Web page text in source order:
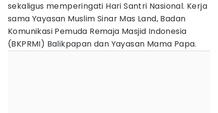
sekaligus memperingati Hari Santri Nasional. Kerja
sama Yayasan Muslim Sinar Mas Land, Badan
Komunikasi Pemuda Remaja Masjid Indonesia
(BKPRMI) Balikpapan dan Yayasan Mama Papa.